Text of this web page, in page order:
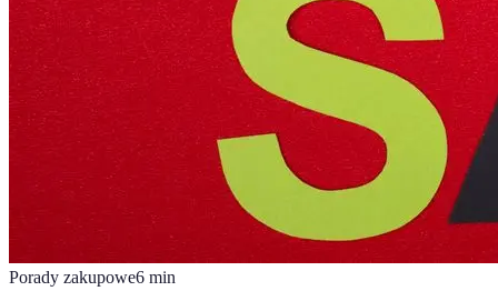
Porady zakupowe6 min